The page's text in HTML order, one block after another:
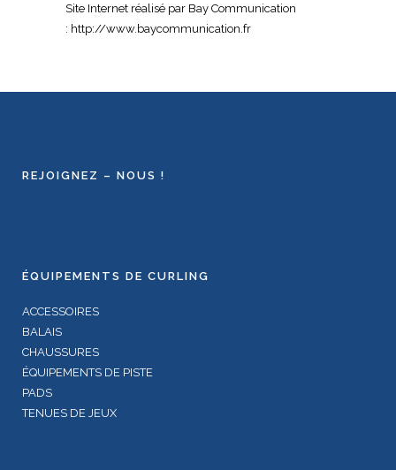
Site Internet réalisé par Bay Communication
: http://www.baycommunication.fr
REJOIGNEZ – NOUS !
ÉQUIPEMENTS DE CURLING
ACCESSOIRES
BALAIS
CHAUSSURES
ÉQUIPEMENTS DE PISTE
PADS
TENUES DE JEUX